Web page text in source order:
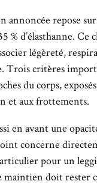
annoncée repose
% d’élasthanne. Ce
légèreté,
Trois critères
du corps,
et aux frottements.
en avant une
concerne
pour un
maintien doit rester